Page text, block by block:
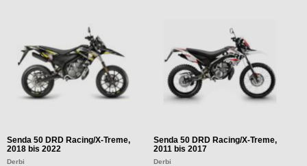
Senda 50 DRD Racing/X-Treme,
2018 bis 2022
Derbi
Senda 50 DRD Racing/X-Treme,
2011 bis 2017
Derbi